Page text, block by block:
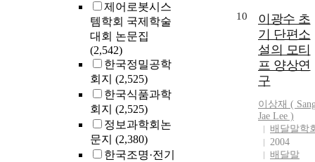
제어로봇시스
템학회 국제학술
대회 논문집
(2,542)
한국정밀공학
회지 (2,525)
한국식품과학
회지 (2,525)
정보과학회논
문지 (2,380)
한국조명·전기
10
이광수 초
기 단편소
설의 모티
프 양상연
구
이상재 (
Jae Lee )
배달말학
2004
배달말